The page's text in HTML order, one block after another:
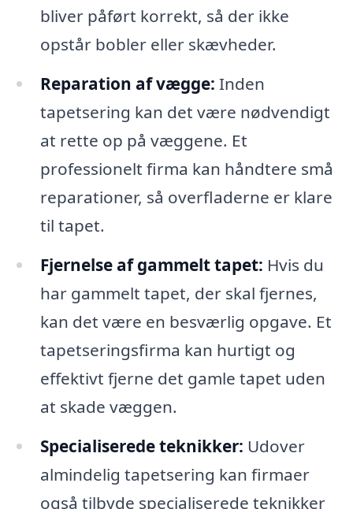
bliver påført korrekt, så der ikke
opstår bobler eller skævheder.
Reparation af vægge: Inden
tapetsering kan det være nødvendigt
at rette op på væggene. Et
professionelt firma kan håndtere små
reparationer, så overfladerne er klare
til tapet.
Fjernelse af gammelt tapet: Hvis du
har gammelt tapet, der skal fjernes,
kan det være en besværlig opgave. Et
tapetseringsfirma kan hurtigt og
effektivt fjerne det gamle tapet uden
at skade væggen.
Specialiserede teknikker: Udover
almindelig tapetsering kan firmaer
også tilbyde specialiserede teknikker